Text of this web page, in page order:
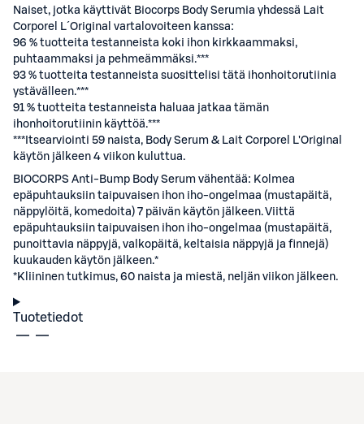
Naiset, jotka käyttivät Biocorps Body Serumia yhdessä Lait
Corporel L´Original vartalovoiteen kanssa:
96 % tuotteita testanneista koki ihon kirkkaammaksi,
puhtaammaksi ja pehmeämmäksi.***
93 % tuotteita testanneista suosittelisi tätä ihonhoitorutiinia
ystävälleen.***
91 % tuotteita testanneista haluaa jatkaa tämän
ihonhoitorutiinin käyttöä.***
***Itsearviointi 59 naista, Body Serum & Lait Corporel L'Original
käytön jälkeen 4 viikon kuluttua.
BIOCORPS Anti-Bump Body Serum vähentää: Kolmea
epäpuhtauksiin taipuvaisen ihon iho-ongelmaa (mustapäitä,
näppylöitä, komedoita) 7 päivän käytön jälkeen. Viittä
epäpuhtauksiin taipuvaisen ihon iho-ongelmaa (mustapäitä,
punoittavia näppyjä, valkopäitä, keltaisia näppyjä ja finnejä)
kuukauden käytön jälkeen.*
*Kliininen tutkimus, 60 naista ja miestä, neljän viikon jälkeen.
Tuotetiedot